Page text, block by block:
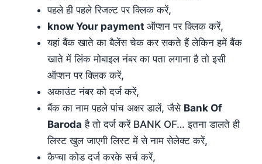
पहले ही पहले रिजल्ट पर क्लिक करें,
know Your payment ऑप्शन पर क्लिक करें,
यहां बैंक खाते का बैलेंस चेक कर सकते हैं लेकिन हमें बैंक
खाते में लिंक मोबाइल नंबर का पता लगाना है तो इसी
ऑप्शन पर क्लिक करें,
अकाउंट नंबर को दर्ज करें,
बैंक का नाम पहले पांच अक्षर डालें, जैसे Bank Of
Baroda है तो दर्ज करें BANK OF… इतना डालते ही
लिस्ट खुल जाएगी लिस्ट में से नाम सेलेक्ट करें,
कैप्चा कोड दर्ज करके सर्च करें,